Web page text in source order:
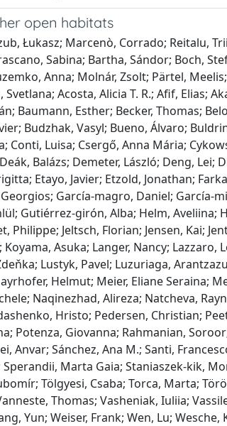
open habitats
Łukasz; Marcenò, Corrado; Reitalu,
Sabina; Bartha, Sándor; Boch,
Anna; Molnár, Zsolt; Pärtel,
Acosta, Alicia T. R.; Afif, Elias;
Baumann, Esther; Becker, Thomas;
Budzhak, Vasyl; Bueno, Álvaro;
Luisa; Csergő, Anna Mária;
Balázs; Demeter, László; Deng,
Etayo, Javier; Etzold, Jonathan;
García‐magro, Daniel;
Gutiérrez‐girón, Alba; Helm,
Jeltsch, Florian; Jensen, Kai;
Asuka; Langer, Nancy; Lazzaro,
Lustyk, Pavel; Luzuriaga,
Helmut; Meier, Eliane Seraina;
Naqinezhad, Alireza; Natcheva,
Hristo; Pedersen, Christian;
Potenza, Giovanna; Rahmanian,
Sánchez, Ana M.; Santi,
Marta Gaia; Staniaszek‐kik,
Tölgyesi, Csaba; Torca, Marta;
Thomas; Vasheniak, Iuliia;
Yun; Weiser, Frank; Wen, Lu;